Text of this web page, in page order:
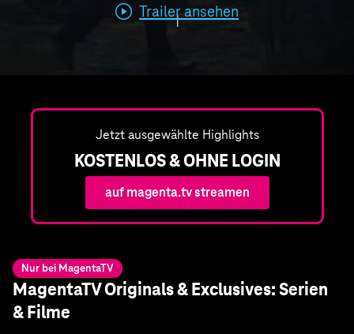
Trailer ansehen
Jetzt ausgewählte Highlights
KOSTENLOS & OHNE LOGIN
auf magenta.tv streamen
MagentaTV Originals & Exclusives: Serien
& Filme
Nur bei MagentaTV